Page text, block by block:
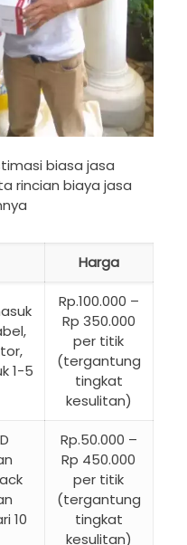
biasa jasa
rincian biaya jasa
Harga
1-5
Rp.100.000 –
Rp 350.000
per titik
(tergantung
tingkat
kesulitan)
10
Rp.50.000 –
Rp 450.000
per titik
(tergantung
tingkat
kesulitan)